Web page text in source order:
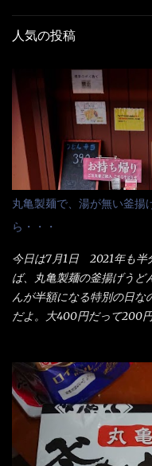
人気の投稿
丸亀製麺で、湯が無い釜
ら・・・
今日は7月1日 2021年も半
ば、丸亀製麺の釜揚げうど
んが半額になる特別の日
だよ。大400円だって200
でる～ でもコレって食べ
初と最後では麺の固さとい
らないじゃん！ 茹で上げ
う。 事前にググって調べ
文方法としてあるらしい。